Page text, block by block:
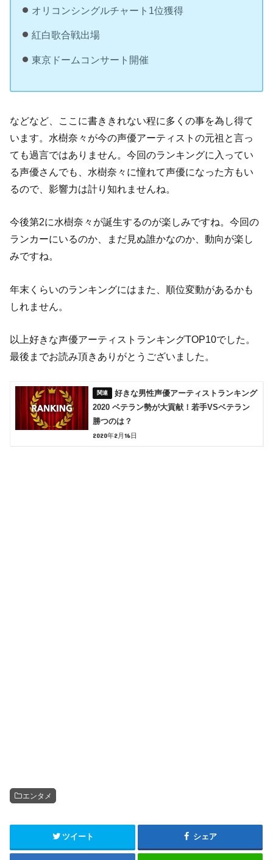
オリコンシングルチャート1位獲得
紅白歌合戦出場
東京ドームコンサート開催
などなど、ここに書ききれない程に多くの事を為し得て
います。水樹奈々が今の声優アーティストの元祖と言っ
ても過言ではありません。今回のランキングに入ってい
る声優さんでも、水樹奈々に憧れて声優になった方もい
るので、影響力は計り知れませんね。
今後第2に水樹奈々が誕生するのが楽しみですね。今回の
ランカーにいるのか、まだ見ぬ誰かなのか、動向が楽し
みですね。
年末くらいのランキングにはまた、順位変動があるかも
しれません。
以上好きな声優アーティストランキングTOP10でした。
最後までお読み頂きありがとうございました。
好きな男性声優アーティストランキング
2020 ベテラン勢が大貢献！若手VSベテラン
勝つのは？
2020年2月16日
エンタメ
ツイート シェア